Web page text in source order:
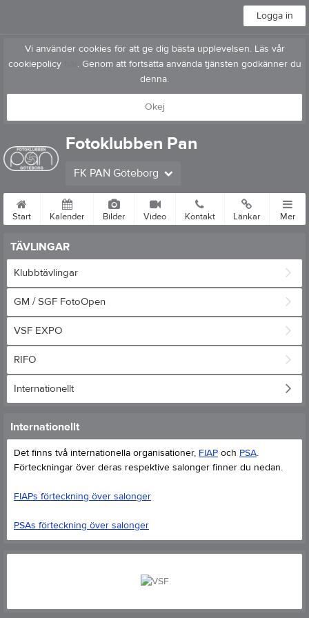
Logga in
Vi använder cookies för att ge dig bästa upplevelsen. Läs vår
cookiepolicy
. Genom att fortsätta använda tjänsten godkänner du
denna.
Okej
Fotoklubben Pan
FK PAN Göteborg
Start Kalender Bilder Video Kontakt Länkar Mer
TÄVLINGAR
Klubbtävlingar
GM / SGF FotoOpen
VSF EXPO
RIFO
Internationellt
Internationellt
Det finns två internationella organisationer, FIAP och PSA.
Förteckningar över deras respektive salonger finner du nedan.
FIAPs förteckning över salonger
PSAs förteckning över salonger